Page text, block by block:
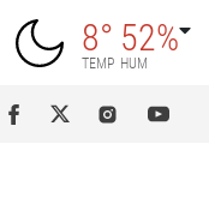
8°
TEMP
52%
HUM